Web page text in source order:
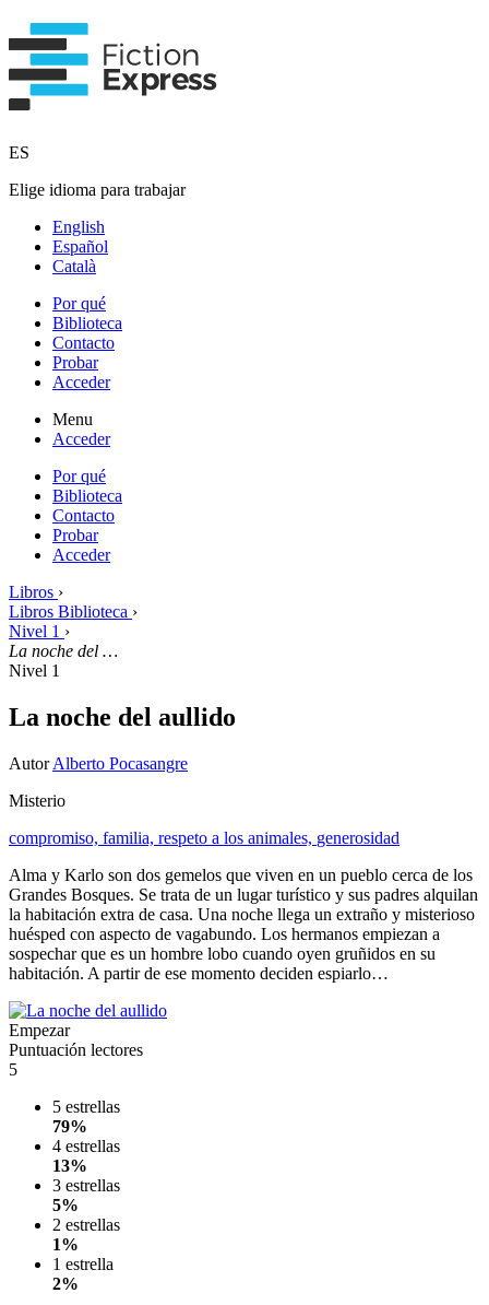
ES
Elige idioma para trabajar
English
Español
Català
Por qué
Biblioteca
Contacto
Probar
Acceder
Menu
Acceder
Por qué
Biblioteca
Contacto
Probar
Acceder
Libros ›
Libros Biblioteca ›
Nivel 1 ›
La noche del …
Nivel 1
La noche del aullido
AutorAlberto Pocasangre
Misterio
compromiso, familia, respeto a los animales, generosidad
Alma y Karlo son dos gemelos que viven en un pueblo cerca de los
Grandes Bosques. Se trata de un lugar turístico y sus padres alquilan
la habitación extra de casa. Una noche llega un extraño y misterioso
huésped con aspecto de vagabundo. Los hermanos empiezan a
sospechar que es un hombre lobo cuando oyen gruñidos en su
habitación. A partir de ese momento deciden espiarlo…
Empezar
Puntuación lectores
5
5 estrellas
79%
4 estrellas
13%
3 estrellas
5%
2 estrellas
1%
1 estrella
2%